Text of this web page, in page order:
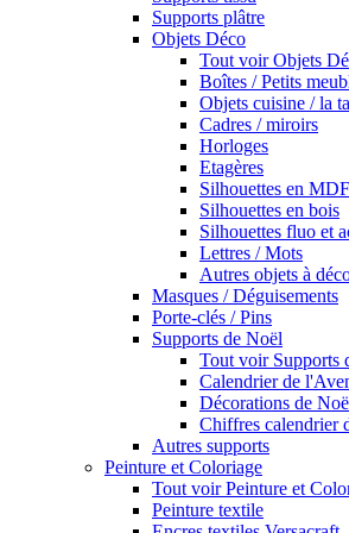
Supports plâtre
Objets Déco
Tout voir Objets
Boîtes / Petits
Objets cuisine / la
Cadres / miroirs
Horloges
Etagères
Silhouettes en MDF
Silhouettes en bois
Silhouettes fluo et
Lettres / Mots
Autres objets à
Masques / Déguisements
Porte-clés / Pins
Supports de Noël
Tout voir Supports
Calendrier de
Décorations de
Chiffres calendrier
Autres supports
Peinture et Coloriage
Tout voir Peinture et
Peinture textile